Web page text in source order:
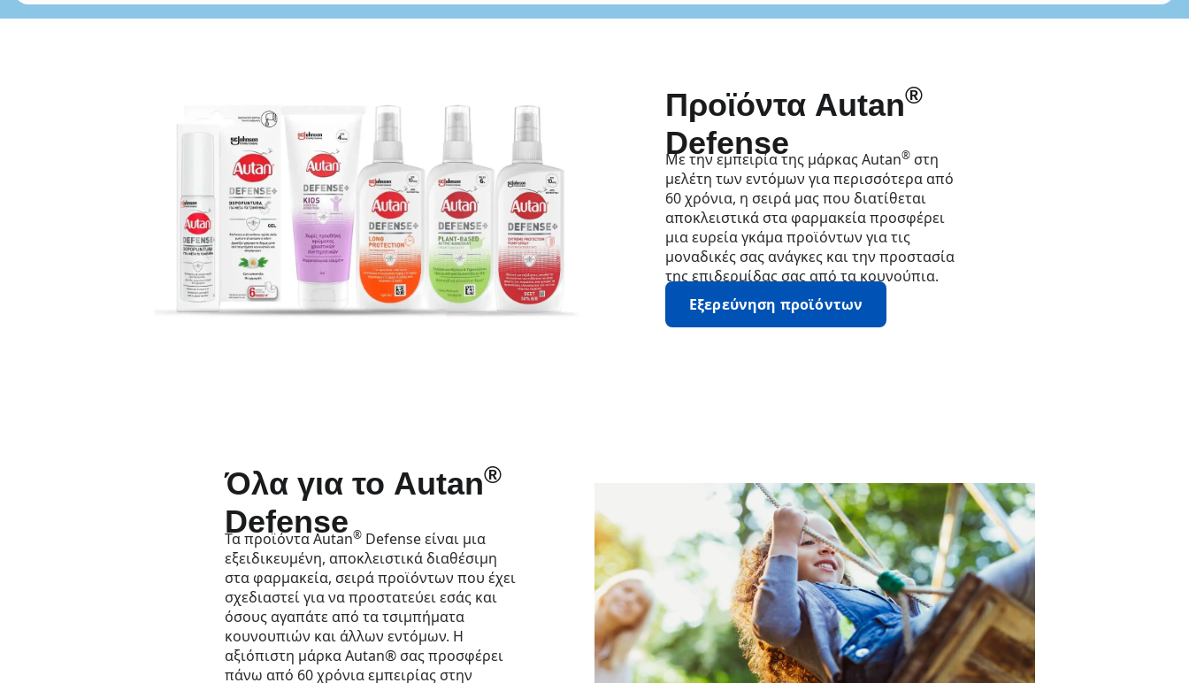
Προϊόντα Autan®
Defense
Με την εμπειρία της μάρκας Autan® στη
μελέτη των εντόμων για περισσότερα από
60 χρόνια, η σειρά μας που διατίθεται
αποκλειστικά στα φαρμακεία προσφέρει
μια ευρεία γκάμα προϊόντων για τις
μοναδικές σας ανάγκες και την προστασία
της επιδερμίδας σας από τα κουνούπια.
Εξερεύνηση προϊόντων
Όλα για το Autan®
Defense
Τα προϊόντα Autan® Defense είναι μια
εξειδικευμένη, αποκλειστικά διαθέσιμη
στα φαρμακεία, σειρά προϊόντων που έχει
σχεδιαστεί για να προστατεύει εσάς και
όσους αγαπάτε από τα τσιμπήματα
κουνουπιών και άλλων εντόμων. Η
αξιόπιστη μάρκα Autan® σας προσφέρει
πάνω από 60 χρόνια εμπειρίας στην